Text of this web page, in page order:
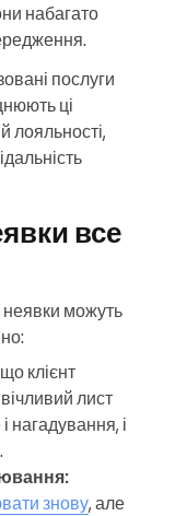
набагато
послуги
ці
лояльності,
все
неявки можуть
клієнт
лист
нагадування, і
знову, але